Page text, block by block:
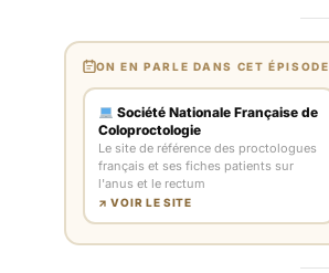
ON EN PARLE DANS CET ÉPISODE
Société Nationale Française de
Coloproctologie
Le site de référence des proctologues
français et ses fiches patients sur
l'anus et le rectum
↗ VOIR LE SITE